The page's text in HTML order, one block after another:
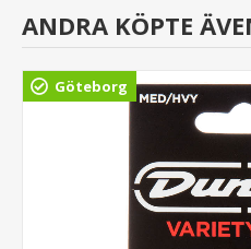
ANDRA KÖPTE
Göteborg